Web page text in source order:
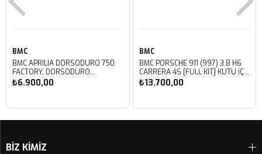
BMC
BMC APRILIA DORSODURO 750
FACTORY, DORSODURO
900, SHIVER 750 GT, SHIVER
750 KUTU İÇİ PERFORMANS
₺6.900,00
BMC
BMC PORSCHE 911 (997) 3.8 H6
CARRERA 4S [FULL KIT] KUTU İÇİ
PERFORMANS HAVA FİLTRESİ
FB468/20
₺13.700,00
BİZ KİMİZ